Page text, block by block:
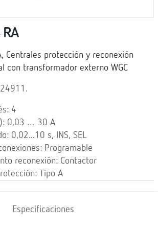
Centrales protección y reconexión
con transformador externo WGC
4
0,03 … 30 A
0,02...10 s, INS, SEL
Programable
reconexión: Contactor
Tipo A
Especificaciones